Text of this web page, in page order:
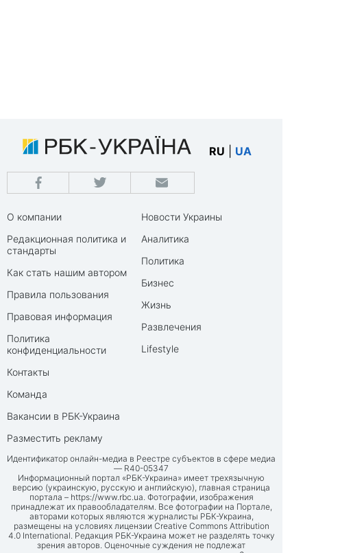
RU UA
О компании
Редакционная политика и
стандарты
Как стать нашим автором
Правила пользования
Правовая информация
Политика
конфиденциальности
Контакты
Команда
Вакансии в РБК-Украина
Разместить рекламу
Новости Украины
Аналитика
Политика
Бизнес
Жизнь
Развлечения
Lifestyle
Идентификатор онлайн-медиа в Реестре субъектов в сфере медиа
— R40-05347
Информационный портал «РБК-Украина» имеет трехязычную
версию (украинскую, русскую и английскую), главная страница
портала – https://www.rbc.ua. Фотографии, изображения
принадлежат их правообладателям. Все фотографии на Портале,
авторами которых являются журналисты РБК-Украина,
размещены на условиях лицензии Creative Commons Attribution
4.0 International. Редакция РБК-Украина может не разделять точку
зрения авторов. Оценочные суждения не подлежат